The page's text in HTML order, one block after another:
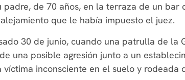
padre, de 70 años, en la terraza de un
que le había impuesto el juez.
30 de junio, cuando una patrulla de la
una posible agresión junto a un
inconsciente en el suelo y rodeada